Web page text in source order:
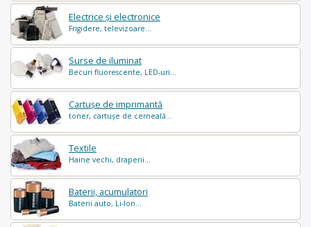
Electrice și electronice
Frigidere, televizoare...
Surse de iluminat
Becuri fluorescente, LED-uri...
Cartușe de imprimantă
toner, cartușe de cerneală...
Textile
Haine vechi, draperii...
Baterii, acumulatori
Baterii auto, Li-Ion...